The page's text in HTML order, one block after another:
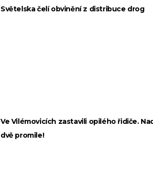
Světelska čelí obvinění z distribuce drog
Ve Vilémovicích zastavili opilého řidiče.
dvě promile!